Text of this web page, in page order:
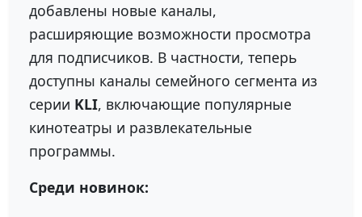
добавлены новые каналы,
расширяющие возможности просмотра
для подписчиков. В частности, теперь
доступны каналы семейного сегмента из
серии KLI, включающие популярные
кинотеатры и развлекательные
программы.
Среди новинок: